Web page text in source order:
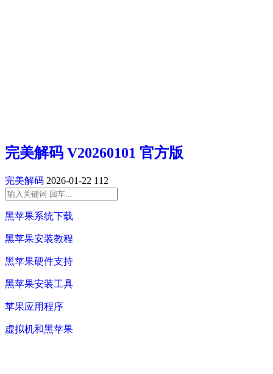
完美解码 V20260101 官方版
完美解码 2026-01-22 112
黑苹果系统下载
黑苹果安装教程
黑苹果硬件支持
黑苹果安装工具
苹果应用程序
虚拟机和黑苹果